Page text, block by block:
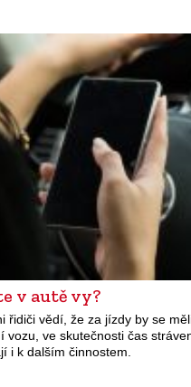
v autě vy?
řidiči vědí, že za jízdy by se
vozu, ve skutečnosti čas
i k dalším činnostem.